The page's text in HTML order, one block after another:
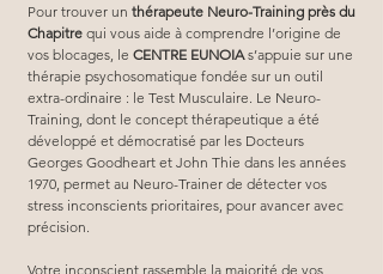
Pour trouver un thérapeute Neuro-Training près du
Chapitre qui vous aide à comprendre l’origine de
vos blocages, le CENTRE EUNOIA s’appuie sur une
thérapie psychosomatique fondée sur un outil
extra-ordinaire : le Test Musculaire. Le Neuro-
Training, dont le concept thérapeutique a été
développé et démocratisé par les Docteurs
Georges Goodheart et John Thie dans les années
1970, permet au Neuro-Trainer de détecter vos
stress inconscients prioritaires, pour avancer avec
précision.
Votre inconscient rassemble la majorité de vos